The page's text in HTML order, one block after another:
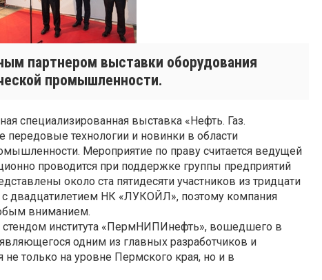
партнером выставки оборудования
промышленности.
специализированная выставка «Нефть. Газ.
технологии и новинки в области
Мероприятие по праву считается ведущей
проводится при поддержке группы предприятий
около ста пятидесяти участников из тридцати
с двадцатилетием НК «ЛУКОЙЛ», поэтому компания
вниманием.
стендом института «ПермНИПИнефть», вошедшего в
одним из главных разработчиков и
только на уровне Пермского края, но и в